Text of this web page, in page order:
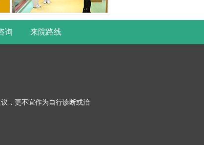
询 来院路线
，更不宜作为自行诊断或治